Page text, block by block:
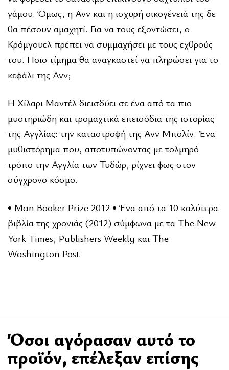
γάμου. Όμως, η Ανν και η ισχυρή οικογένειά της δε
θα πέσουν αμαχητί. Για να τους εξοντώσει, ο
Κρόμγουελ πρέπει να συμμαχήσει με τους εχθρούς
του. Ποιο τίμημα θα αναγκαστεί να πληρώσει για το
κεφάλι της Ανν;
Η Χίλαρι Μαντέλ διεισδύει σε ένα από τα πιο
μυστηριώδη και τρομαχτικά επεισόδια της ιστορίας
της Αγγλίας: την καταστροφή της Ανν Μπολίν. Ένα
μυθιστόρημα που, αποτυπώνοντας με τολμηρό
τρόπο την Αγγλία των Τυδώρ, ρίχνει φως στον
σύγχρονο κόσμο.
• Man Booker Prize 2012 • Ένα από τα 10 καλύτερα
βιβλία της χρονιάς (2012) σύμφωνα με τα The New
York Times, Publishers Weekly και The
Washington Post
Όσοι αγόρασαν αυτό το
προϊόν, επέλεξαν επίσης